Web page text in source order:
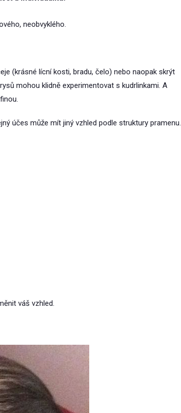
neobvyklého.
(krásné lícní kosti, bradu, čelo) nebo naopak skrýt
mohou klidně experimentovat s kudrlinkami. A
účes může mít jiný vzhled podle struktury pramenu.
váš vzhled.